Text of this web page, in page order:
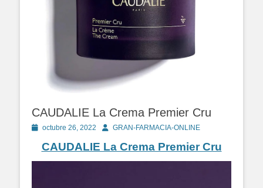
CAUDALIE La Crema Premier Cru
Publicado
octubre 26, 2022 AutorGRAN-FARMACIA-ONLINE
CAUDALIE La Crema Premier Cru